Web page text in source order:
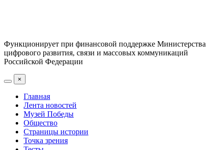
Функционирует при финансовой поддержке Министерства
цифрового развития, связи и массовых коммуникаций
Российской Федерации
×
Главная
Лента новостей
Музей Победы
Общество
Страницы истории
Точка зрения